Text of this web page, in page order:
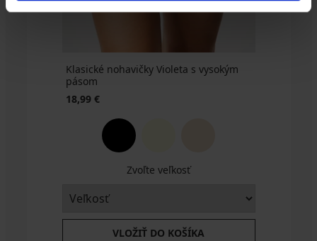
49,99
Klasické nohavičky Violeta s vysokým
pásom
18,99 €
Zvoľte veľkosť
VLOŽIŤ DO KOŠÍKA